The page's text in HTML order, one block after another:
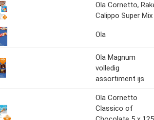
Ola Cornetto,
Calippo Super Mix
Ola
Ola Magnum
volledig
assortiment ijs
Ola Cornetto
Classico of